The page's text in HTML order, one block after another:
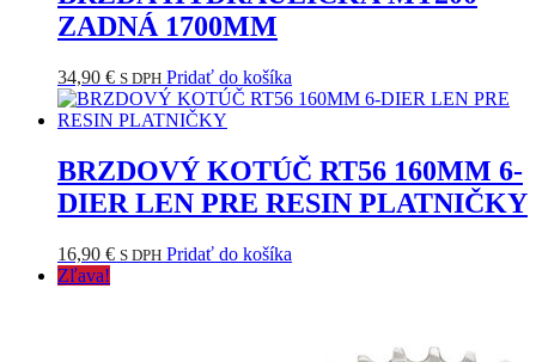
ZADNÁ 1700MM
34,90 € S DPH Pridať do košíka
BRZDOVÝ KOTÚČ RT56 160MM 6-
DIER LEN PRE RESIN PLATNIČKY
16,90 € S DPH Pridať do košíka
Zľava!